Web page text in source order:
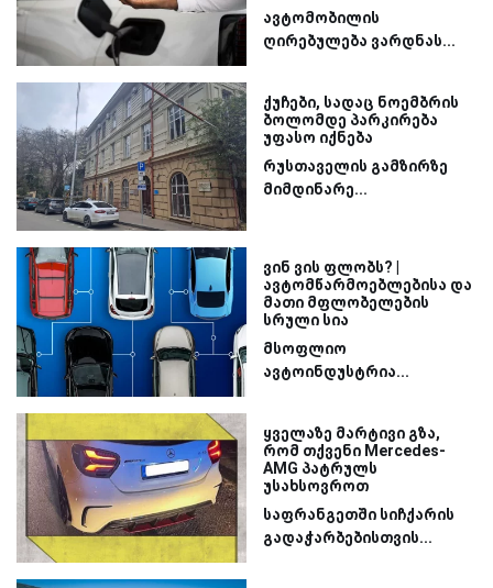
ავტომობილის
ღირებულება ვარდნას...
ქუჩები, სადაც ნოემბრის
ბოლომდე პარკირება
უფასო იქნება
რუსთაველის გამზირზე
მიმდინარე...
ვინ ვის ფლობს? |
ავტომწარმოებლებისა და
მათი მფლობელების
სრული სია
მსოფლიო
ავტოინდუსტრია...
ყველაზე მარტივი გზა,
რომ თქვენი Mercedes-
AMG პატრულს
უსახსოვროთ
საფრანგეთში სიჩქარის
გადაჭარბებისთვის...